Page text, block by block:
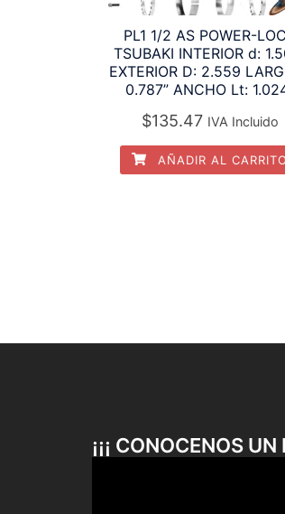
PL1 1/2 AS POWER-
TSUBAKI INTERIOR d:
EXTERIOR D: 2.559
0.787” ANCHO Lt:
$135.47 IVA Incluido
AÑADIR AL CARRITO
¡¡¡ CONOCENOS